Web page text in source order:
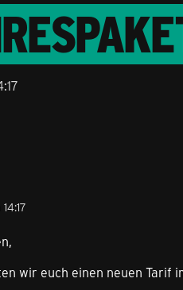
wir euch einen neuen Tarif